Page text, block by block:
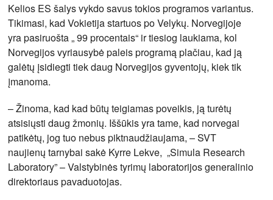
Kelios ES šalys vykdo savus tokios programos variantus.
Tikimasi, kad Vokietija startuos po Velykų. Norvegijoje
yra pasiruošta „ 99 procentais“ ir tiesiog laukiama, kol
Norvegijos vyriausybė paleis programą plačiau, kad ją
galėtų įsidiegti tiek daug Norvegijos gyventojų, kiek tik
įmanoma.
– Žinoma, kad kad būtų teigiamas poveikis, ją turėtų
atsisiųsti daug žmonių. Iššūkis yra tame, kad norvegai
patikėtų, jog tuo nebus piktnaudžiaujama, – SVT
naujienų tarnybai sakė Kyrre Lekve, „Simula Research
Laboratory” – Valstybinės tyrimų laboratorijos generalinio
direktoriaus pavaduotojas.